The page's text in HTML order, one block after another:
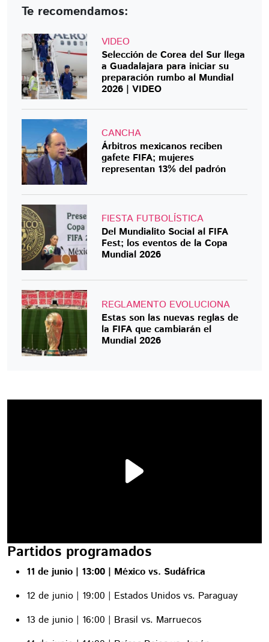
Te recomendamos:
VIDEO
Selección de Corea del Sur llega
a Guadalajara para iniciar su
preparación rumbo al Mundial
2026 | VIDEO
CANCHA
Árbitros mexicanos reciben
gafete FIFA; mujeres
representan 13% del padrón
FIESTA FUTBOLÍSTICA
Del Mundialito Social al FIFA
Fest; los eventos de la Copa
Mundial 2026
REGLAMENTO EVOLUCIONA
Estas son las nuevas reglas de
la FIFA que cambiarán el
Mundial 2026
Partidos programados
11 de junio | 13:00 | México vs. Sudáfrica
12 de junio | 19:00 | Estados Unidos vs. Paraguay
13 de junio | 16:00 | Brasil vs. Marruecos